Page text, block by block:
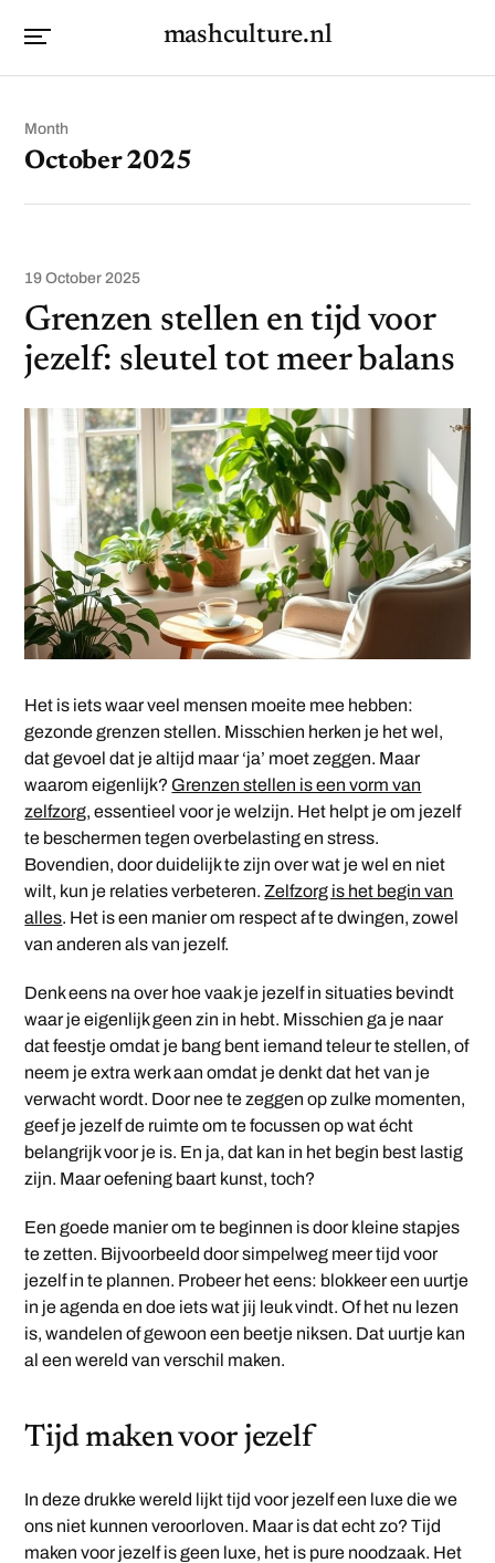
mashculture.nl
Month
October 2025
19 October 2025
Grenzen stellen en tijd voor
jezelf: sleutel tot meer balans
Het is iets waar veel mensen moeite mee hebben:
gezonde grenzen stellen. Misschien herken je het wel,
dat gevoel dat je altijd maar ‘ja’ moet zeggen. Maar
waarom eigenlijk? Grenzen stellen is een vorm van
zelfzorg, essentieel voor je welzijn. Het helpt je om jezelf
te beschermen tegen overbelasting en stress.
Bovendien, door duidelijk te zijn over wat je wel en niet
wilt, kun je relaties verbeteren. Zelfzorg is het begin van
alles. Het is een manier om respect af te dwingen, zowel
van anderen als van jezelf.
Denk eens na over hoe vaak je jezelf in situaties bevindt
waar je eigenlijk geen zin in hebt. Misschien ga je naar
dat feestje omdat je bang bent iemand teleur te stellen, of
neem je extra werk aan omdat je denkt dat het van je
verwacht wordt. Door nee te zeggen op zulke momenten,
geef je jezelf de ruimte om te focussen op wat écht
belangrijk voor je is. En ja, dat kan in het begin best lastig
zijn. Maar oefening baart kunst, toch?
Een goede manier om te beginnen is door kleine stapjes
te zetten. Bijvoorbeeld door simpelweg meer tijd voor
jezelf in te plannen. Probeer het eens: blokkeer een uurtje
in je agenda en doe iets wat jij leuk vindt. Of het nu lezen
is, wandelen of gewoon een beetje niksen. Dat uurtje kan
al een wereld van verschil maken.
Tijd maken voor jezelf
In deze drukke wereld lijkt tijd voor jezelf een luxe die we
ons niet kunnen veroorloven. Maar is dat echt zo? Tijd
maken voor jezelf is geen luxe, het is pure noodzaak. Het